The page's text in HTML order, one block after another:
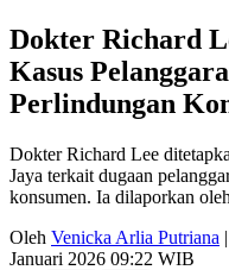
Dokter Richard
Kasus
Perlindungan
Dokter Richard Lee
Jaya terkait dugaan
konsumen. Ia dilaporkan
Oleh Venicka Arlia Putriana |
Januari 2026 09:22 WIB